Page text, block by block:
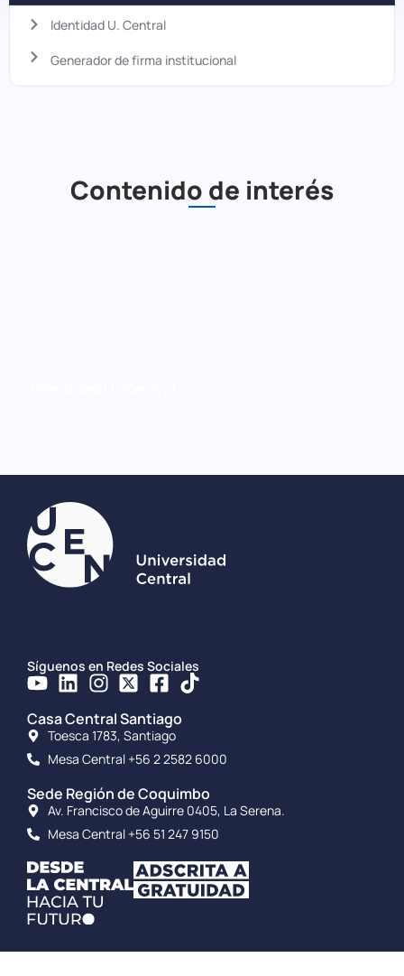
Identidad U. Central
Generador de firma institucional
Contenido de interés
Síguenos en Redes Sociales
Casa Central Santiago
Toesca 1783, Santiago
Mesa Central +56 2 2582 6000
Sede Región de Coquimbo
Av. Francisco de Aguirre 0405, La Serena.
Mesa Central +56 51 247 9150